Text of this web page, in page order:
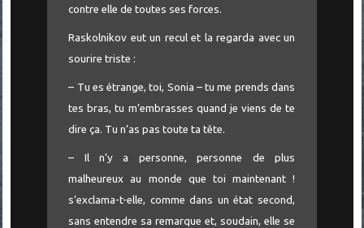
contre elle de toutes ses forces.
Raskolnikov eut un recul et la regarda avec un
sourire triste :
– Tu es étrange, toi, Sonia – tu me prends dans
tes bras, tu m’embrasses quand je viens de te
dire ça. Tu n’as pas toute ta tête.
– Il n’y a personne, personne de plus
malheureux au monde que toi maintenant !
s’exclama-t-elle, comme dans un état second,
sans entendre sa remarque et, soudain, elle se